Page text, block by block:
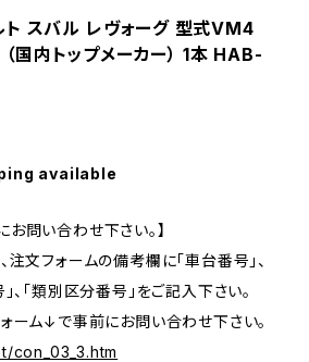
ト スバル レヴォーグ 型式VM4
内トップメーカー） 1本 HAB-
available
問い合わせ下さい。】
注文フォームの備考欄に「車台番号」、
、「類別区分番号」をご記入下さい。
ーム↓で事前にお問い合わせ下さい。